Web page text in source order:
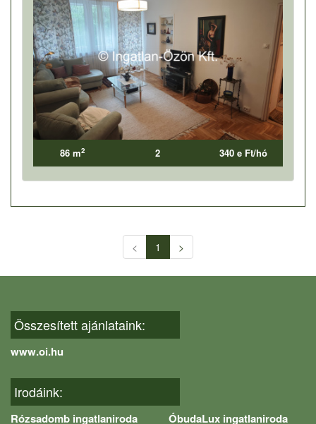
86 m2 2 340 e Ft/hó
< 1 >
Összesített ajánlataink:
www.oi.hu
Irodáink:
Rózsadomb ingatlaniroda ÓbudaLux ingatlaniroda